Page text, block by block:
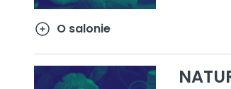
O salonie